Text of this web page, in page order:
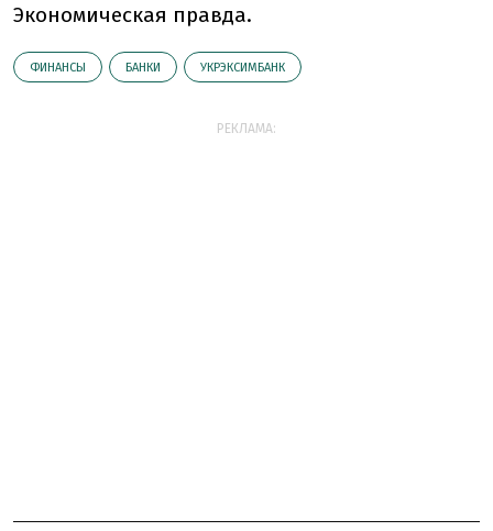
Экономическая правда.
ФИНАНСЫ БАНКИ УКРЭКСИМБАНК
РЕКЛАМА: